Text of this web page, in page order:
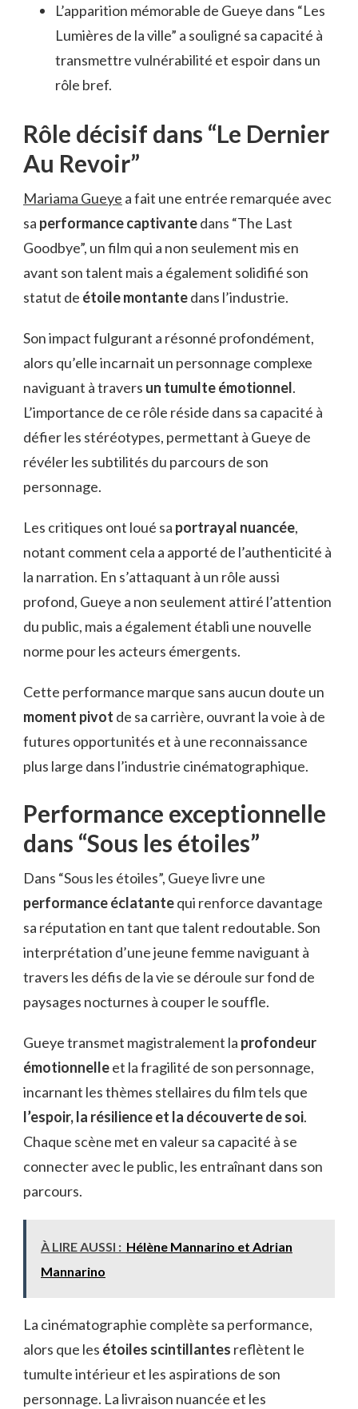
L’apparition mémorable de Gueye dans “Les
Lumières de la ville” a souligné sa capacité à
transmettre vulnérabilité et espoir dans un
rôle bref.
Rôle décisif dans “Le Dernier
Au Revoir”
Mariama Gueye a fait une entrée remarquée avec
sa performance captivantedans “The Last
Goodbye”, un film qui a non seulement mis en
avant son talent mais a également solidifié son
statut de étoile montantedans l’industrie.
Son impact fulgurant a résonné profondément,
alors qu’elle incarnait un personnage complexe
naviguant à travers un tumulte émotionnel.
L’importance de ce rôle réside dans sa capacité à
défier les stéréotypes, permettant à Gueye de
révéler les subtilités du parcours de son
personnage.
Les critiques ont loué sa portrayal nuancée,
notant comment cela a apporté de l’authenticité à
la narration. En s’attaquant à un rôle aussi
profond, Gueye a non seulement attiré l’attention
du public, mais a également établi une nouvelle
norme pour les acteurs émergents.
Cette performance marque sans aucun doute un
moment pivot de sa carrière, ouvrant la voie à de
futures opportunités et à une reconnaissance
plus large dans l’industrie cinématographique.
Performance exceptionnelle
dans “Sous les étoiles”
Dans “Sous les étoiles”, Gueye livre une
performance éclatantequi renforce davantage
sa réputation en tant que talent redoutable. Son
interprétation d’une jeune femme naviguant à
travers les défis de la vie se déroule sur fond de
paysages nocturnes à couper le souffle.
Gueye transmet magistralement la profondeur
émotionnelleet la fragilité de son personnage,
incarnant les thèmes stellaires du film tels que
l’espoir, la résilience et la découverte de soi.
Chaque scène met en valeur sa capacité à se
connecter avec le public, les entraînant dans son
parcours.
À LIRE AUSSI : Hélène Mannarino et Adrian
Mannarino
La cinématographie complète sa performance,
alors que les étoiles scintillantes reflètent le
tumulte intérieur et les aspirations de son
personnage. La livraison nuancée et les